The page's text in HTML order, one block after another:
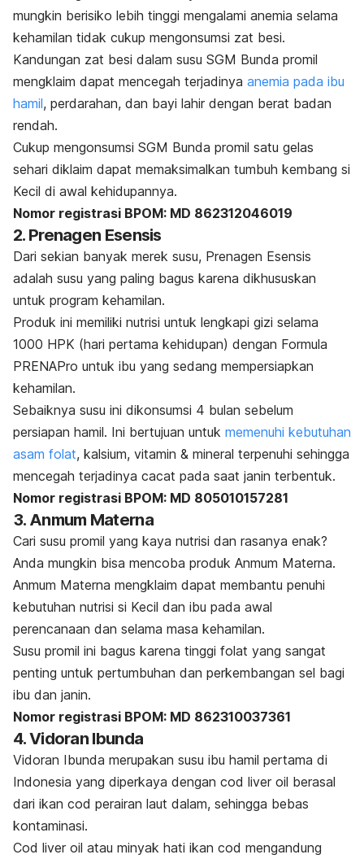
mungkin berisiko lebih tinggi mengalami anemia selama
kehamilan tidak cukup mengonsumsi zat besi.
Kandungan zat besi dalam susu SGM Bunda promil
mengklaim dapat mencegah terjadinya anemia pada ibu
hamil, perdarahan, dan bayi lahir dengan berat badan
rendah.
Cukup mengonsumsi SGM Bunda promil satu gelas
sehari diklaim dapat memaksimalkan tumbuh kembang si
Kecil di awal kehidupannya.
Nomor registrasi BPOM: MD 862312046019
2. Prenagen Esensis
Dari sekian banyak merek susu, Prenagen Esensis
adalah susu yang paling bagus karena dikhususkan
untuk program kehamilan.
Produk ini memiliki nutrisi untuk lengkapi gizi selama
1000 HPK (hari pertama kehidupan) dengan Formula
PRENAPro untuk ibu yang sedang mempersiapkan
kehamilan.
Sebaiknya susu ini dikonsumsi 4 bulan sebelum
persiapan hamil. Ini bertujuan untuk memenuhi kebutuhan
asam folat, kalsium, vitamin & mineral terpenuhi sehingga
mencegah terjadinya cacat pada saat janin terbentuk.
Nomor registrasi BPOM: MD 805010157281
3. Anmum Materna
Cari susu promil yang kaya nutrisi dan rasanya enak?
Anda mungkin bisa mencoba produk Anmum Materna.
Anmum Materna mengklaim dapat membantu penuhi
kebutuhan nutrisi si Kecil dan ibu pada awal
perencanaan dan selama masa kehamilan.
Susu promil ini bagus karena tinggi folat yang sangat
penting untuk pertumbuhan dan perkembangan sel bagi
ibu dan janin.
Nomor registrasi BPOM: MD 862310037361
4. Vidoran Ibunda
Vidoran Ibunda merupakan susu ibu hamil pertama di
Indonesia yang diperkaya dengan cod liver oil berasal
dari ikan cod perairan laut dalam, sehingga bebas
kontaminasi.
Cod liver oil atau minyak hati ikan cod mengandung